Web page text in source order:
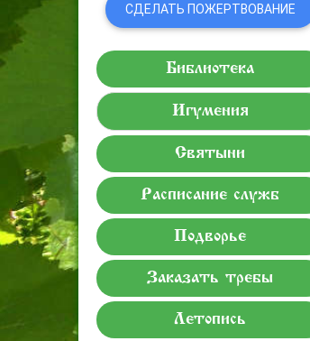
СДЕЛАТЬ ПОЖЕРТВОВАНИЕ
Библиотека
Игумения
Святыни
Расписание служб
Подворье
Заказать требы
Летопись